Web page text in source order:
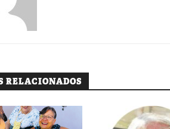
RELACIONADOS